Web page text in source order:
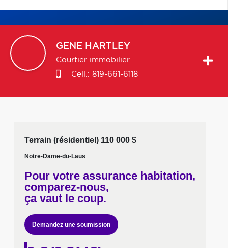
GENE HARTLEY
Courtier immobilier
Cell.: 819-661-6118
Terrain (résidentiel) 110 000 $
Notre-Dame-du-Laus
Pour votreassurance habitation,
comparez-nous,
ça vaut le coup.
Demandez une soumission